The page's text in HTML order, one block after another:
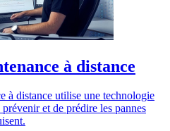
à distance
à distance utilise une technologie
et de prédire les pannes